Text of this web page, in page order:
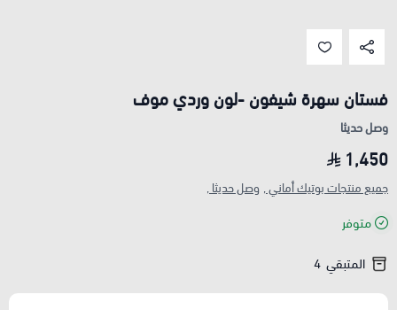
فستان سهرة شيفون -لون وردي موف
وصل حديثا
1,450
جميع منتجات بوتيك أماني , وصل حديثا ,
متوفر
المتبقي 4